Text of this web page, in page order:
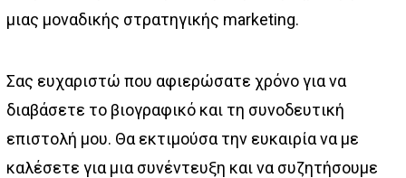
μιας μοναδικής στρατηγικής marketing.
Σας ευχαριστώ που αφιερώσατε χρόνο για να
διαβάσετε το βιογραφικό και τη συνοδευτική
επιστολή μου. Θα εκτιμούσα την ευκαιρία να με
καλέσετε για μια συνέντευξη και να συζητήσουμε